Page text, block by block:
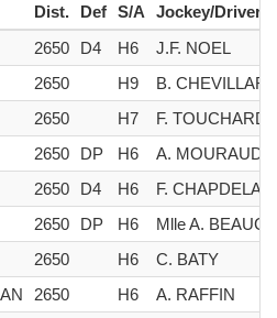
Dist. Def S/A
Jockey/Driver
2650 D4 H6
J.F. NOEL
2650 H9
B.
2650 H7
F. TOUCHARD
2650 DP H6
A. MOURAUD
2650 D4 H6
F.
2650 DP H6
Mlle A.
2650 H6
C. BATY
2650 H6
A. RAFFIN